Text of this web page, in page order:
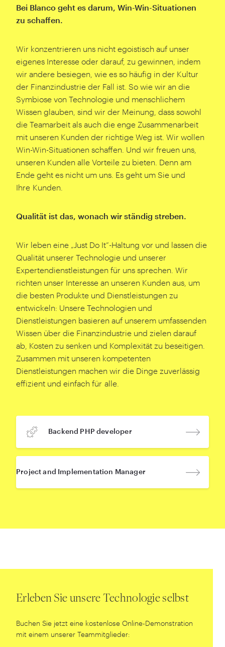
Bei Blanco geht es darum, Win-Win-Situationen
zu schaffen.
Wir konzentrieren uns nicht egoistisch auf unser
eigenes Interesse oder darauf, zu gewinnen, indem
wir andere besiegen, wie es so häufig in der Kultur
der Finanzindustrie der Fall ist. So wie wir an die
Symbiose von Technologie und menschlichem
Wissen glauben, sind wir der Meinung, dass sowohl
die Teamarbeit als auch die enge Zusammenarbeit
mit unseren Kunden der richtige Weg ist. Wir wollen
Win-Win-Situationen schaffen. Und wir freuen uns,
unseren Kunden alle Vorteile zu bieten. Denn am
Ende geht es nicht um uns. Es geht um Sie und
Ihre Kunden.
Qualität ist das, wonach wir ständig streben.
Wir leben eine
Just Do It”-Haltung vor und lassen die
Qualität unserer Technologie und unserer
Expertendienstleistungen für uns sprechen. Wir
richten unser Interesse an unseren Kunden aus, um
die besten Produkte und Dienstleistungen zu
entwickeln: Unsere Technologien und
Dienstleistungen basieren auf unserem umfassenden
Wissen über die Finanzindustrie und zielen darauf
ab, Kosten zu senken und Komplexität zu beseitigen.
Zusammen mit unseren kompetenten
Dienstleistungen machen wir die Dinge zuverlässig
effizient und einfach für alle.
Backend PHP developer
Project and Implementation Manager
Erleben Sie unsere Technologie selbst
Buchen Sie jetzt eine kostenlose Online-Demonstration
mit einem unserer Teammitglieder: